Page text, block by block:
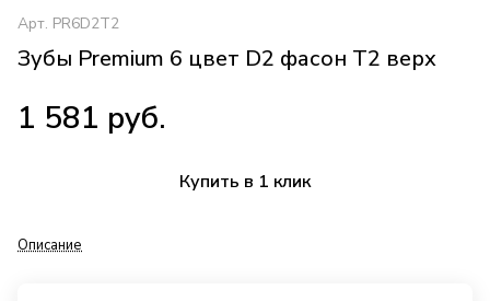
Арт. PR6D2T2
Зубы Premium 6 цвет D2 фасон T2 верх
1 581 руб.
Купить в 1 клик
Описание